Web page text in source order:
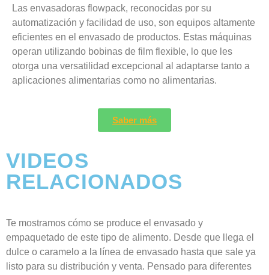
Las envasadoras flowpack, reconocidas por su
automatización y facilidad de uso, son equipos altamente
eficientes en el envasado de productos. Estas máquinas
operan utilizando bobinas de film flexible, lo que les
otorga una versatilidad excepcional al adaptarse tanto a
aplicaciones alimentarias como no alimentarias.
Saber más
VIDEOS
RELACIONADOS
Te mostramos cómo se produce el envasado y
empaquetado de este tipo de alimento. Desde que llega el
dulce o caramelo a la línea de envasado hasta que sale ya
listo para su distribución y venta. Pensado para diferentes